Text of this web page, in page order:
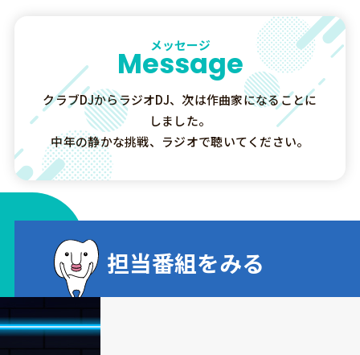
メッセージ
Message
クラブDJからラジオDJ、次は作曲家になることに
しました。
中年の静かな挑戦、ラジオで聴いてください。
担当番組をみる